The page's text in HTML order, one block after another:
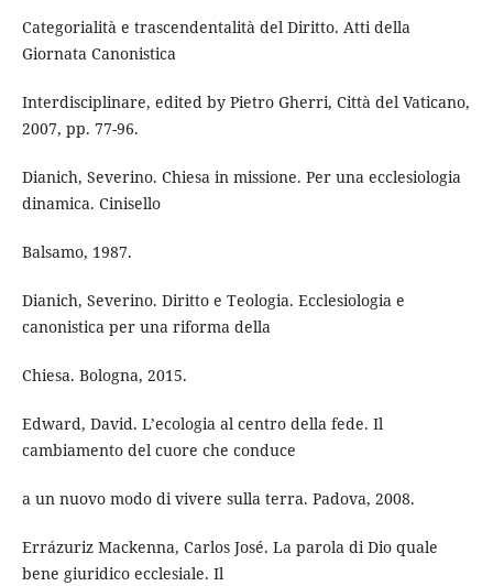
Categorialità e trascendentalità del Diritto. Atti della
Giornata Canonistica
Interdisciplinare, edited by Pietro Gherri, Città del Vaticano,
2007, pp. 77-96.
Dianich, Severino. Chiesa in missione. Per una ecclesiologia
dinamica. Cinisello
Balsamo, 1987.
Dianich, Severino. Diritto e Teologia. Ecclesiologia e
canonistica per una riforma della
Chiesa. Bologna, 2015.
Edward, David. L’ecologia al centro della fede. Il
cambiamento del cuore che conduce
a un nuovo modo di vivere sulla terra. Padova, 2008.
Errázuriz Mackenna, Carlos José. La parola di Dio quale
bene giuridico ecclesiale. Il